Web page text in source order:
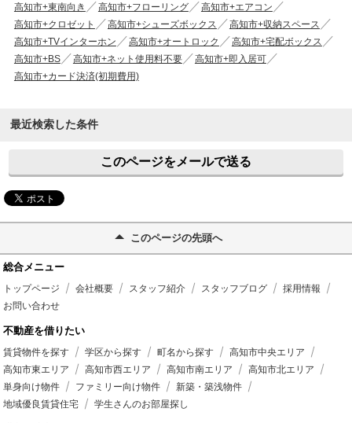
高知市+東南向き
高知市+フローリング
高知市+エアコン
高知市+クロゼット
高知市+シューズボックス
高知市+収納スペース
高知市+TVインターホン
高知市+オートロック
高知市+宅配ボックス
高知市+BS
高知市+ネット使用料不要
高知市+即入居可
高知市+カード決済(初期費用)
最近検索した条件
このページをメールで送る
このページの先頭へ
総合メニュー
トップページ 会社概要 スタッフ紹介 スタッフブログ
採用情報
お問い合わせ
不動産を借りたい
賃貸物件を探す 学区から探す 町名から探す
高知市中央エリア
高知市東エリア
高知市西エリア 高知市南エリア
高知市北エリア
単身向け物件
ファミリー向け物件
新築・築浅物件
地域優良賃貸住宅
学生さんのお部屋探し